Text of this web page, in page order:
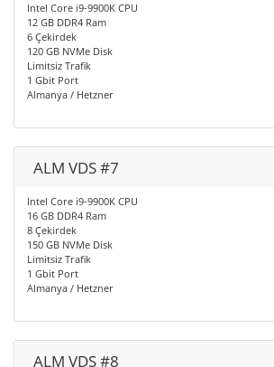
Intel Core i9-9900K CPU
12 GB DDR4 Ram
6 Çekirdek
120 GB NVMe Disk
Limitsiz Trafik
1 Gbit Port
Almanya / Hetzner
ALM VDS #7
Intel Core i9-9900K CPU
16 GB DDR4 Ram
8 Çekirdek
150 GB NVMe Disk
Limitsiz Trafik
1 Gbit Port
Almanya / Hetzner
ALM VDS #8